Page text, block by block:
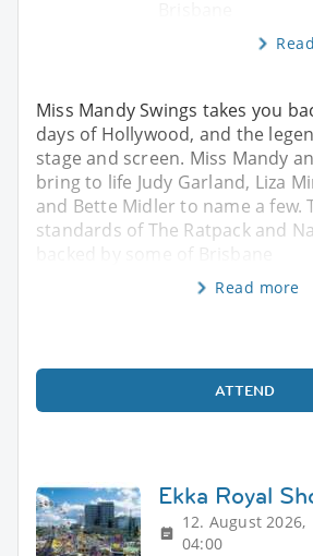
Miss Mandy Swings takes you
days of Hollywood, and the
stage and screen. Miss Mandy
bring to life Judy Garland, Liza
and Bette Midler to name a few.
standards of The Ratpack and
backed by some of Brisbane
Read more
ATTEND
Ekka Royal
12. August 2026,
04:00